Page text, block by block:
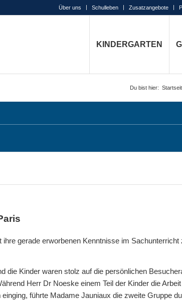
Über uns Schulleben Zusatzangebote
KINDERGARTEN
Du bist hier:
gerade erworbenen Kenntnisse im Sachunterricht
die Kinder waren stolz auf die persönlichen
Herr Dr Noeske einem Teil der Kinder die
führte Madame Jauniaux die zweite Gruppe